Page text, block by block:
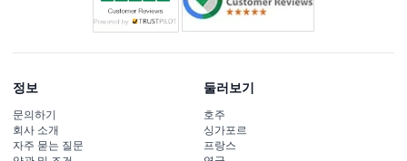
정보
문의하기
회사 소개
자주 묻는 질문
둘러보기
호주
싱가포르
프랑스